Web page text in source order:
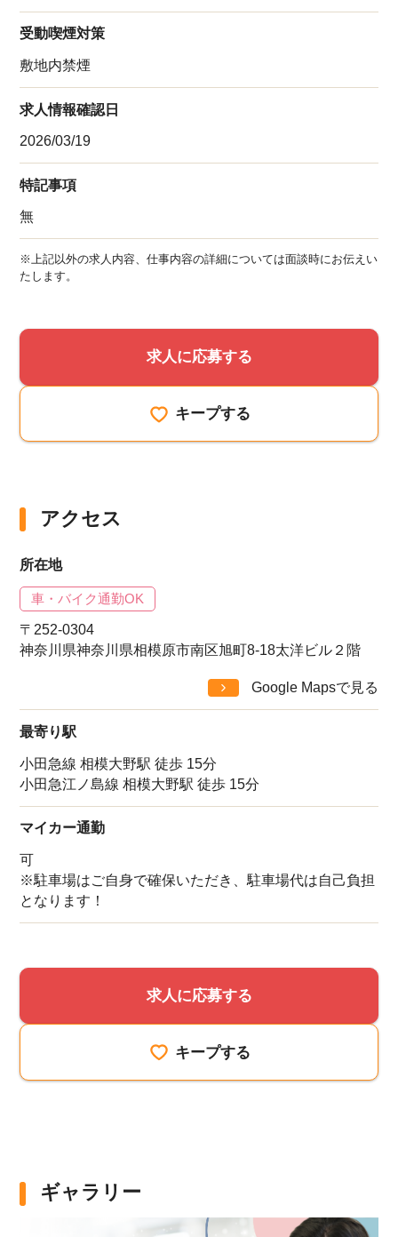
受動喫煙対策
敷地内禁煙
求人情報確認日
2026/03/19
特記事項
無
※上記以外の求人内容、仕事内容の詳細については面談時にお伝えい
たします。
求人に応募する
キープする
アクセス
所在地
車・バイク通勤OK
〒252-0304
神奈川県神奈川県相模原市南区旭町8-18太洋ビル２階
Google Mapsで見る
最寄り駅
小田急線 相模大野駅 徒歩 15分
小田急江ノ島線 相模大野駅 徒歩 15分
マイカー通勤
可
※駐車場はご自身で確保いただき、駐車場代は自己負担
となります！
求人に応募する
キープする
ギャラリー